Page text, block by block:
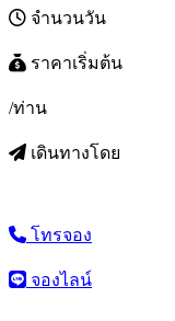
จำนวนวัน
ราคาเริ่มต้น
/ท่าน
เดินทางโดย
โทรจอง
จองไลน์